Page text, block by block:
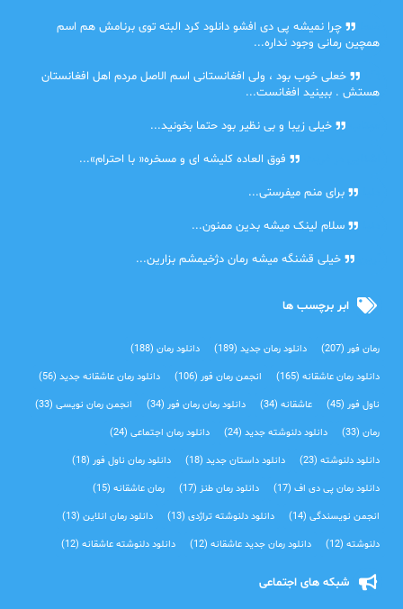
چرا نمیشه پی دی افشو دانلود کرد البته توی برنامش هم اسم
همچین رمانی وجود نداره...
خعلی خوب بود ، ولی افغانستانی اسم الاصل مردم اهل افغانستان
هستش . ببینید افغانست...
خیلی زیبا و بی نظیر بود حتما بخونید...
فوق العاده کلیشه ای و مسخره« با احترام»...
برای منم میفرستی...
سلام لینک میشه بدین ممنون...
خیلی قشنگه میشه رمان دژخیمشم بزارین...
ابر برچسب ها
رمان فور(207) دانلود رمان جدید(189) دانلود رمان(188)
دانلود رمان عاشقانه(165) انجمن رمان فور(106) دانلود رمان عاشقانه جدید(56)
ناول فور(45) عاشقانه(34) دانلود رمان رمان فور(34) انجمن رمان نویسی(33)
رمان(33) دانلود دلنوشته جدید(24) دانلود رمان اجتماعی‌(24)
دانلود دلنوشته(23) دانلود داستان جدید(18) دانلود رمان ناول فور(18)
دانلود رمان پی دی اف(17) دانلود رمان طنز(17) رمان عاشقانه(15)
انجمن نویسندگی(14) دانلود دلنوشته تراژدی‌(13) دانلود رمان انلاین(13)
دلنوشته(12) دانلود رمان جدید عاشقانه(12) دانلود دلنوشته عاشقانه(12)
شبکه های اجتماعی